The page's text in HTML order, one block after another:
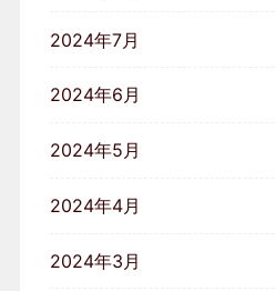
2024年7月
2024年6月
2024年5月
2024年4月
2024年3月